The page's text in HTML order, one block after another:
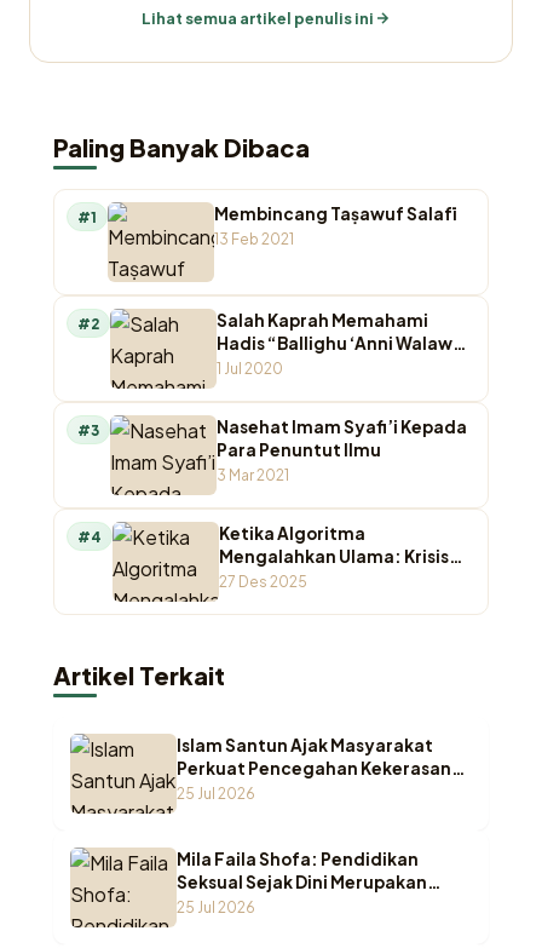
Lihat semua artikel penulis ini
Paling Banyak Dibaca
#1 Membincang Taṣawuf Salafī
13 Feb 2021
#2
Salah Kaprah Memahami
Hadis “Ballighu ‘Anni Walaw
Ayah”
1 Jul 2020
#3
Nasehat Imam Syafi’i Kepada
Para Penuntut Ilmu
3 Mar 2021
#4
Ketika Algoritma
Mengalahkan Ulama: Krisis
Otoritas Keagamaan di
27 Des 2025
Artikel Terkait
Islam Santun Ajak Masyarakat
Perkuat Pencegahan Kekerasan
Seksual terhadap Anak
25 Jul 2026
Mila Faila Shofa: Pendidikan
Seksual Sejak Dini Merupakan
Benteng Utama Melindungi Anak
25 Jul 2026